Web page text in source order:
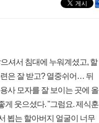
셔서 침대에 누워계셨고, 할
은 잘 받고? 열중쉬어… 뒤
사 모자를 잘 보이는 곳에 올
게 웃으셨다. "그럼요. 제식훈
뵙는 할아버지 얼굴이 너무